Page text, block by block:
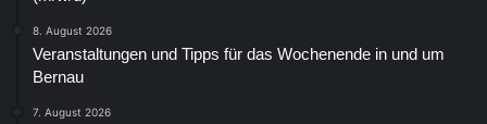
8. August 2026
Veranstaltungen und Tipps für das Wochenende in und um
Bernau
7. August 2026